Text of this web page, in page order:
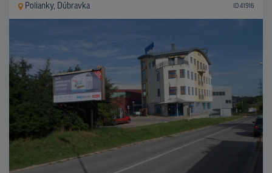
Polianky, Dúbravka ID 41916